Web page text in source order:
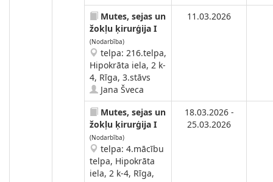
Mutes, sejas un
žokļu ķirurģija I
(Nodarbība)
telpa: 216.telpa,
Hipokrāta iela, 2 k-
4, Rīga, 3.stāvs
Jana Šveca
11.03.2026
Mutes, sejas un
žokļu ķirurģija I
(Nodarbība)
telpa: 4.mācību
telpa, Hipokrāta
iela, 2 k-4, Rīga,
18.03.2026 -
25.03.2026